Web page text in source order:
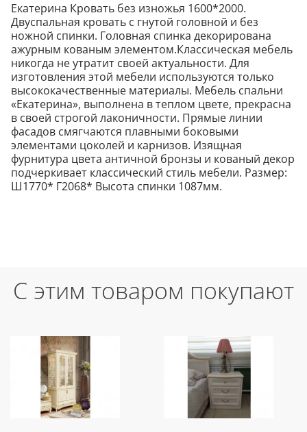
Екатерина Кровать без изножья 1600*2000.
Двуспальная кровать с гнутой головной и без
ножной спинки. Головная спинка декорирована
ажурным кованым элементом.Классическая мебель
никогда не утратит своей актуальности. Для
изготовления этой мебели используются только
высококачественные материалы. Мебель спальни
«Екатерина», выполнена в теплом цвете, прекрасна
в своей строгой лаконичности. Прямые линии
фасадов смягчаются плавными боковыми
элементами цоколей и карнизов. Изящная
фурнитура цвета античной бронзы и кованый декор
подчеркивает классический стиль мебели. Размер:
Ш1770* Г2068* Высота спинки 1087мм.
С этим товаром покупают